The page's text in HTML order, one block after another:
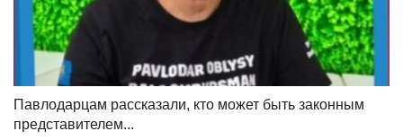
Павлодарцам рассказали, кто может быть законным
представителем...